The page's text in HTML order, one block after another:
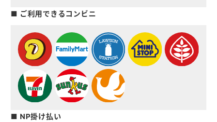
■ ご利用できるコンビニ
■ NP掛け払い